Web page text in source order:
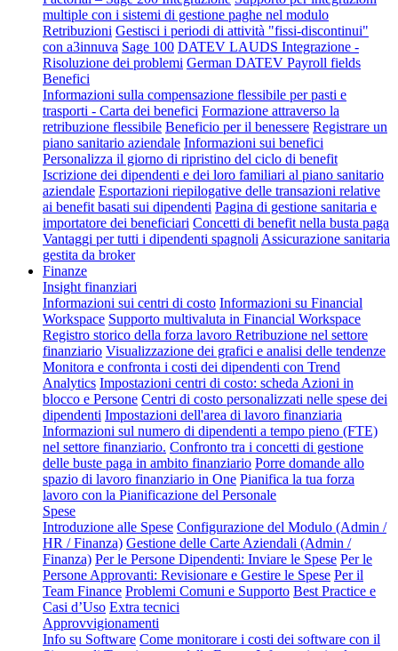
multiple con i sistemi di gestione paghe nel modulo
Retribuzioni Gestisci i periodi di attività "fissi-discontinui"
con a3innuva Sage 100 DATEV LAUDS Integrazione -
Risoluzione dei problemi German DATEV Payroll fields
Benefici
Informazioni sulla compensazione flessibile per pasti e
trasporti - Carta dei benefici Formazione attraverso la
retribuzione flessibile Beneficio per il benessere Registrare un
piano sanitario aziendale Informazioni sui benefici
Personalizza il giorno di ripristino del ciclo di benefit
Iscrizione dei dipendenti e dei loro familiari al piano sanitario
aziendale Esportazioni riepilogative delle transazioni relative
ai benefit basati sui dipendenti Pagina di gestione sanitaria e
importatore dei beneficiari Concetti di benefit nella busta paga
Vantaggi per tutti i dipendenti spagnoli Assicurazione sanitaria
gestita da broker
Finanze
Insight finanziari
Informazioni sui centri di costo Informazioni su Financial
Workspace Supporto multivaluta in Financial Workspace
Registro storico della forza lavoro Retribuzione nel settore
finanziario Visualizzazione dei grafici e analisi delle tendenze
Monitora e confronta i costi dei dipendenti con Trend
Analytics Impostazioni centri di costo: scheda Azioni in
blocco e Persone Centri di costo personalizzati nelle spese dei
dipendenti Impostazioni dell'area di lavoro finanziaria
Informazioni sul numero di dipendenti a tempo pieno (FTE)
nel settore finanziario. Confronto tra i concetti di gestione
delle buste paga in ambito finanziario Porre domande allo
spazio di lavoro finanziario in One Pianifica la tua forza
lavoro con la Pianificazione del Personale
Spese
Introduzione alle Spese Configurazione del Modulo (Admin /
HR / Finanza) Gestione delle Carte Aziendali (Admin /
Finanza) Per le Persone Dipendenti: Inviare le Spese Per le
Persone Approvanti: Revisionare e Gestire le Spese Per il
Team Finance Problemi Comuni e Supporto Best Practice e
Casi d’Uso Extra tecnici
Approvvigionamenti
Info su Software Come monitorare i costi dei software con il